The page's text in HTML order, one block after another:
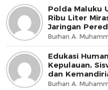
Polda Maluku
Ribu Liter
Jaringan
Negara
Burhan A.
Edukasi
Kepulauan,
dan
Burhan A.